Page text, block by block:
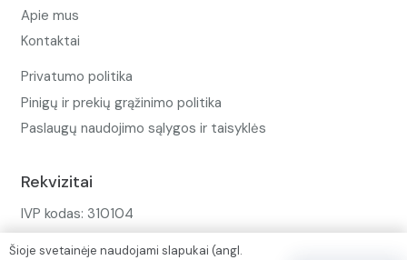
Apie mus
Kontaktai
Privatumo politika
Pinigų ir prekių grąžinimo politika
Paslaugų naudojimo sąlygos ir taisyklės
Rekvizitai
IVP kodas: 310104
Šioje svetainėje naudojami slapukai (angl.